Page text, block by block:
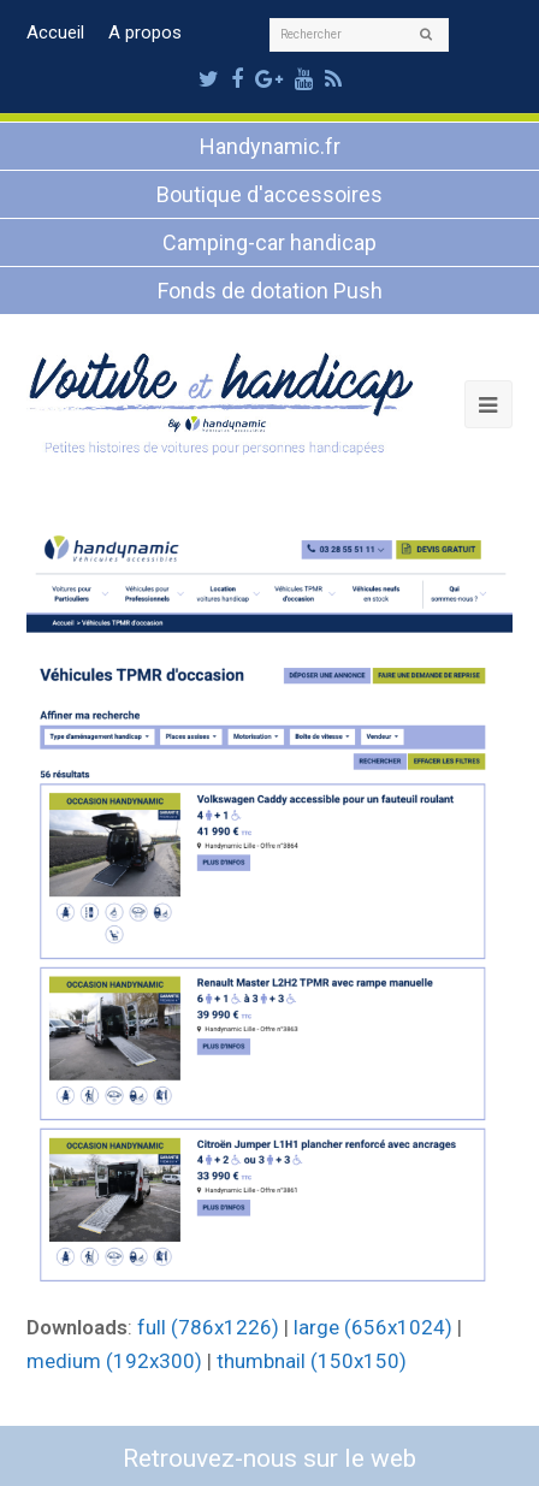
Accueil A propos Rechercher
Twitter
Facebook
Google
Plus
Youtube
RSS
Handynamic.fr
Boutique d'accessoires
Camping-car handicap
Fonds de dotation Push
Downloads:full (786x1226) | large (656x1024) |
medium (192x300) |thumbnail (150x150)
Retrouvez-nous sur le web